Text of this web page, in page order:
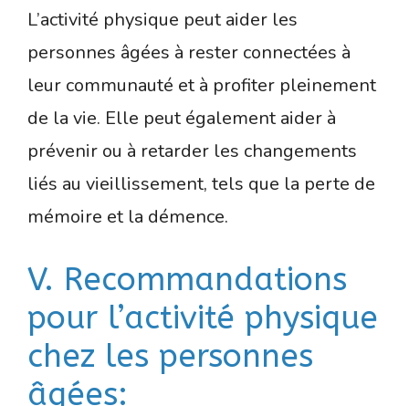
L’activité physique peut aider les
personnes âgées à rester connectées à
leur communauté et à profiter pleinement
de la vie. Elle peut également aider à
prévenir ou à retarder les changements
liés au vieillissement, tels que la perte de
mémoire et la démence.
V. Recommandations
pour l’activité physique
chez les personnes
âgées: